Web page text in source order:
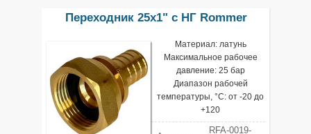
Переходник 25х1" с НГ Rommer
Материал: латунь
Максимальное рабочее
давление: 25 бар
Диапазон рабочей
температуры, °С: от -20 до
+120
RFA-0019-